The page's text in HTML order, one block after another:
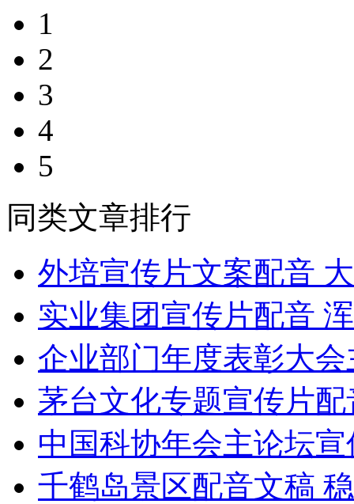
1
2
3
4
5
同类文章排行
外培宣传片文案配音
实业集团宣传片配音
企业部门年度表彰大
茅台文化专题宣传片
中国科协年会主论坛
千鹤岛景区配音文稿